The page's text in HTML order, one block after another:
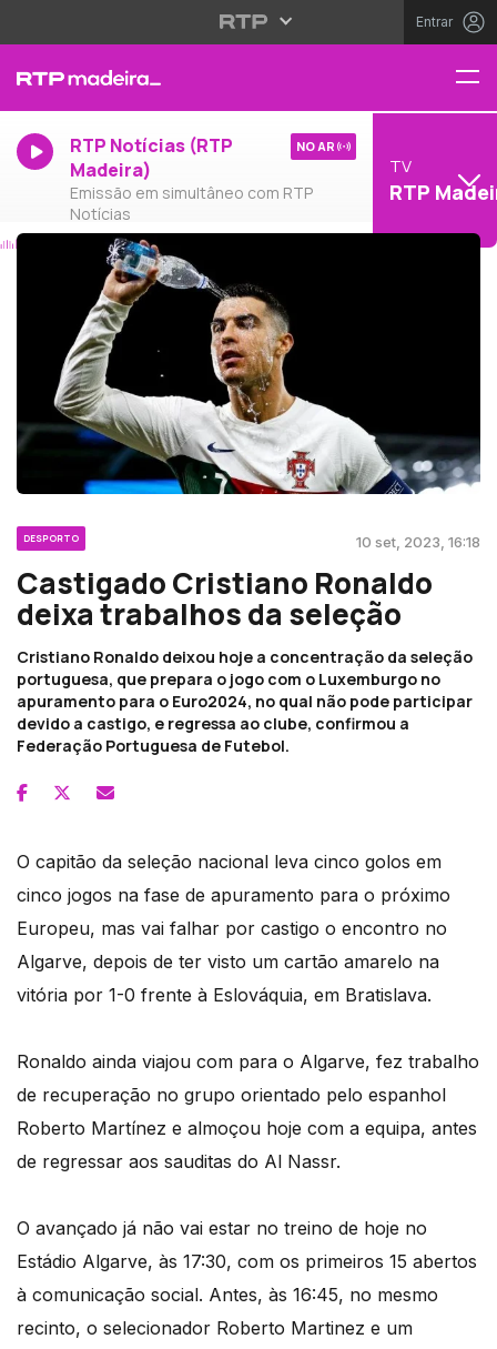
Entrar
RTP Notícias (RTP
Madeira)
Emissão em simultâneo com RTP
Notícias
NO AR
TV
RTP
DESPORTO 10 set, 2023, 16:18
Castigado Cristiano Ronaldo
deixa trabalhos da seleção
Cristiano Ronaldo deixou hoje a concentração da seleção
portuguesa, que prepara o jogo com o Luxemburgo no
apuramento para o Euro2024, no qual não pode participar
devido a castigo, e regressa ao clube, confirmou a
Federação Portuguesa de Futebol.
O capitão da seleção nacional leva cinco golos em
cinco jogos na fase de apuramento para o próximo
Europeu, mas vai falhar por castigo o encontro no
Algarve, depois de ter visto um cartão amarelo na
vitória por 1-0 frente à Eslováquia, em Bratislava.
Ronaldo ainda viajou com para o Algarve, fez trabalho
de recuperação no grupo orientado pelo espanhol
Roberto Martínez e almoçou hoje com a equipa, antes
de regressar aos sauditas do Al Nassr.
O avançado já não vai estar no treino de hoje no
Estádio Algarve, às 17:30, com os primeiros 15 abertos
à comunicação social. Antes, às 16:45, no mesmo
recinto, o selecionador Roberto Martinez e um